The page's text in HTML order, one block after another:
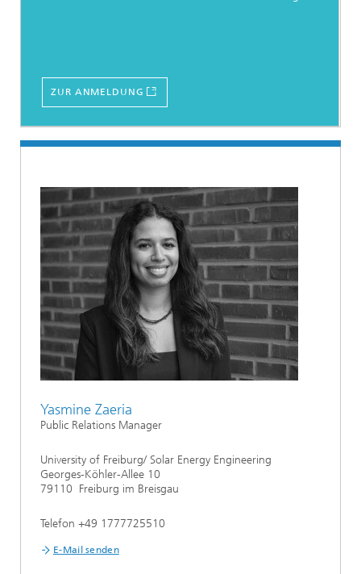
ZUR ANMELDUNG
Yasmine Zaeria
Public Relations Manager
University of Freiburg/ Solar Energy Engineering
Georges-Köhler-Allee 10
79110 Freiburg im Breisgau
Telefon +49 1777725510
E-Mail senden